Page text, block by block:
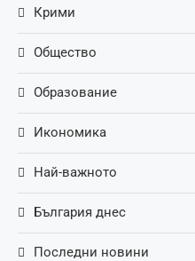
Крими
Общество
Образование
Икономика
Най-важното
България днес
Последни новини